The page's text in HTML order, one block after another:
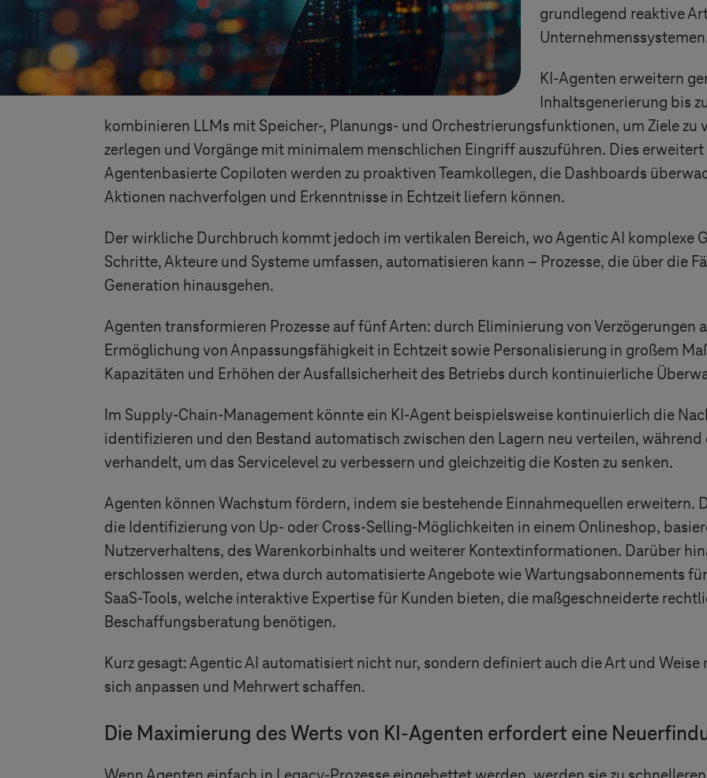
grundlegend reaktive
KI-Agenten erweitern
Inhaltsgenerierung bis
kombinieren LLMs mit Speicher-, Planungs- und Orchestrierungsfunktionen, um Ziele zu
zerlegen und Vorgänge mit minimalem menschlichen Eingriff auszuführen. Dies
Agentenbasierte Copiloten werden zu proaktiven Teamkollegen, die Dashboards
Aktionen nachverfolgen und Erkenntnisse in Echtzeit liefern können.
Der wirkliche Durchbruch kommt jedoch im vertikalen Bereich, wo Agentic AI komplexe
Schritte, Akteure und Systeme umfassen, automatisieren kann – Prozesse, die über die
Generation hinausgehen.
Agenten transformieren Prozesse auf fünf Arten: durch Eliminierung von Verzögerungen
Ermöglichung von Anpassungsfähigkeit in Echtzeit sowie Personalisierung in großem
Kapazitäten und Erhöhen der Ausfallsicherheit des Betriebs durch kontinuierliche
Im Supply-Chain-Management könnte ein KI-Agent beispielsweise kontinuierlich die
identifizieren und den Bestand automatisch zwischen den Lagern neu verteilen, während
verhandelt, um das Servicelevel zu verbessern und gleichzeitig die Kosten zu senken.
Agenten können Wachstum fördern, indem sie bestehende Einnahmequellen erweitern.
die Identifizierung von Up- oder Cross-Selling-Möglichkeiten in einem Onlineshop,
Nutzerverhaltens, des Warenkorbinhalts und weiterer Kontextinformationen. Darüber
erschlossen werden, etwa durch automatisierte Angebote wie Wartungsabonnements
SaaS-Tools, welche interaktive Expertise für Kunden bieten, die maßgeschneiderte
Beschaffungsberatung benötigen.
Kurz gesagt: Agentic AI automatisiert nicht nur, sondern definiert auch die Art und
sich anpassen und Mehrwert schaffen.
Die Maximierung des Werts von KI-Agenten erfordert eine